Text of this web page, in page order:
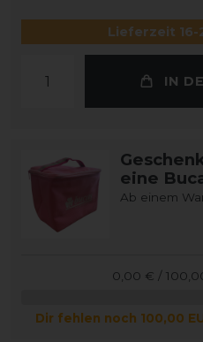
Lieferzeit
IN
eine
Ab einem
0,00 € /
Dir fehlen noch 100,00